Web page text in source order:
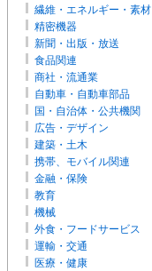
繊維・エネルギー・素材
精密機器
新聞・出版・放送
食品関連
商社・流通業
自動車・自動車部品
国・自治体・公共機関
広告・デザイン
建築・土木
携帯、モバイル関連
金融・保険
教育
機械
外食・フードサービス
運輸・交通
医療・健康